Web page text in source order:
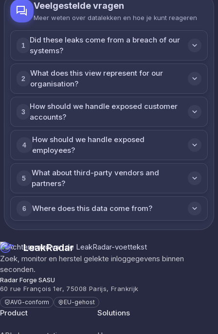
Veelgestelde vragen
Meer weten over datalekken en hoe je kunt reageren
1
Did these leaks come from a breach of our
systems?
2
What does this view represent for our
organisation?
3
How should we handle exposed customer
accounts?
4
How should we handle exposed
employees?
5
What about third-party vendors and
partners?
6 Where does this data come from?
LeakRadar
Zoek, monitor en herstel gelekte inloggegevens binnen
seconden.
Radar Forge SASU
60 rue François 1er, 75008 Parijs, Frankrijk
AVG-conform EU-gehost
Product Solutions